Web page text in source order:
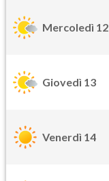
Mercoledì 12
Giovedì 13
Venerdì 14